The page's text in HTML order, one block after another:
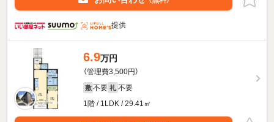
提供
6.9万円
（管理費3,500円）
敷 不要 礼 不要
1階 / 1LDK / 29.41㎡